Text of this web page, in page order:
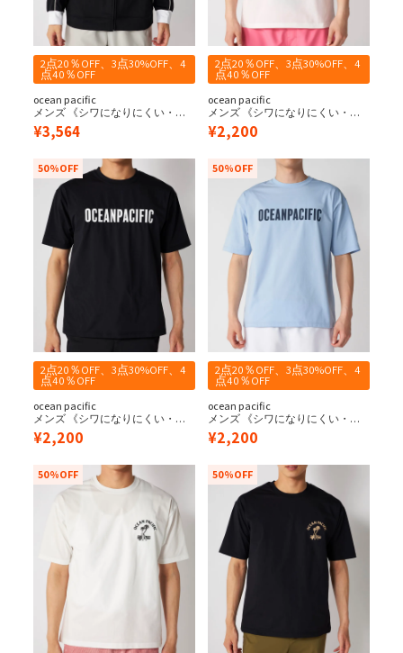
2点20％OFF、3点30%OFF、4
点40％OFF
ocean pacific
メンズ 《シワになりにくい・軽
量速乾・UPF50+≫ペアテックス
水陸両用 スタンドカラー
¥3,564
2点20％OFF、3点30%OFF、4
点40％OFF
ocean pacific
メンズ 《シワになりにくい・軽
量速乾・UPF50+≫ペアテックス
水陸両用 Tシャツ
¥2,200
2点20％OFF、3点30%OFF、4
点40％OFF
ocean pacific
メンズ 《シワになりにくい・軽
量速乾・UPF50+≫ペアテックス
水陸両用 Tシャツ
50%OFF
¥2,200
2点20％OFF、3点30%OFF、4
点40％OFF
ocean pacific
メンズ 《シワになりにくい・軽
量速乾・UPF50+≫ペアテックス
水陸両用 Tシャツ
50%OFF
¥2,200
50%OFF 50%OFF